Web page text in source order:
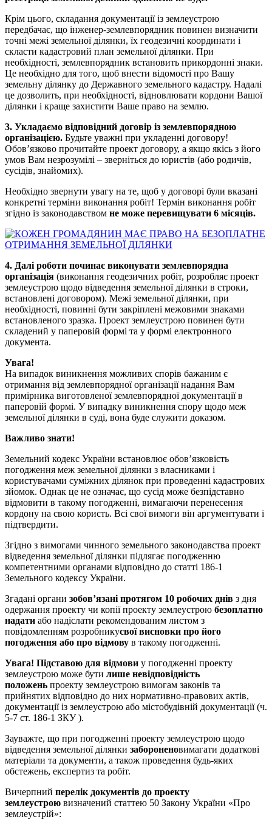
Крім цього, складання документації із землеустрою
передбачає, що інженер-землевпорядник повинен визначити
точні межі земельної ділянки, їх геодезичні координати і
скласти кадастровий план земельної ділянки. При
необхідності, землевпорядник встановить прикордонні знаки.
Це необхідно для того, щоб внести відомості про Вашу
земельну ділянку до Державного земельного кадастру. Надалі
це дозволить, при необхідності, відновлювати кордони Вашої
ділянки і краще захистити Ваше право на землю.
3. Укладаємо відповідний договір із землевпорядною
організацією. Будьте уважні при укладенні договору!
Обов’язково прочитайте проект договору, а якщо якісь з його
умов Вам незрозумілі – зверніться до юристів (або родичів,
сусідів, знайомих).
Необхідно звернути увагу на те, щоб у договорі були вказані
конкретні терміни виконання робіт! Термін виконання робіт
згідно із законодавством не може перевищувати 6 місяців.
4. Далі роботи починає виконувати землевпорядна
організація (виконання геодезичних робіт, розробляє проект
землеустрою щодо відведення земельної ділянки в строки,
встановлені договором). Межі земельної ділянки, при
необхідності, повинні бути закріплені межовими знаками
встановленого зразка. Проект землеустрою повинен бути
складений у паперовій формі та у формі електронного
документа.
Увага!
На випадок виникнення можливих спорів бажаним є
отримання від землевпорядної організації надання Вам
примірника виготовленої землевпорядної документації в
паперовій формі. У випадку виникнення спору щодо меж
земельної ділянки в суді, вона буде служити доказом.
Важливо знати!
Земельний кодекс України встановлює обов’язковість
погодження меж земельної ділянки з власниками і
користувачами суміжних ділянок при проведенні кадастрових
зйомок. Однак це не означає, що сусід може безпідставно
відмовити в такому погодженні, вимагаючи перенесення
кордону на свою користь. Всі свої вимоги він аргументувати і
підтвердити.
Згідно з вимогами чинного земельного законодавства проект
відведення земельної ділянки підлягає погодженню
компетентними органами відповідно до статті 186-1
Земельного кодексу України.
Згадані органи зобов’язані протягом 10 робочих днів з дня
одержання проекту чи копії проекту землеустрою безоплатно
надати або надіслати рекомендованим листом з
повідомленням розробникусвої висновки про його
погодження або про відмову в такому погодженні.
Увага! Підставою для відмови у погодженні проекту
землеустрою може бути лише невідповідність
положень проекту землеустрою вимогам законів та
прийнятих відповідно до них нормативно-правових актів,
документації із землеустрою або містобудівній документації (ч.
5-7 ст. 186-1 ЗКУ ).
Зауважте, що при погодженні проекту землеустрою щодо
відведення земельної ділянки забороненовимагати додаткові
матеріали та документи, а також проведення будь-яких
обстежень, експертиз та робіт.
Вичерпний перелік документів до проекту
землеустрою визначений статтею 50 Закону України «Про
землеустрій»: